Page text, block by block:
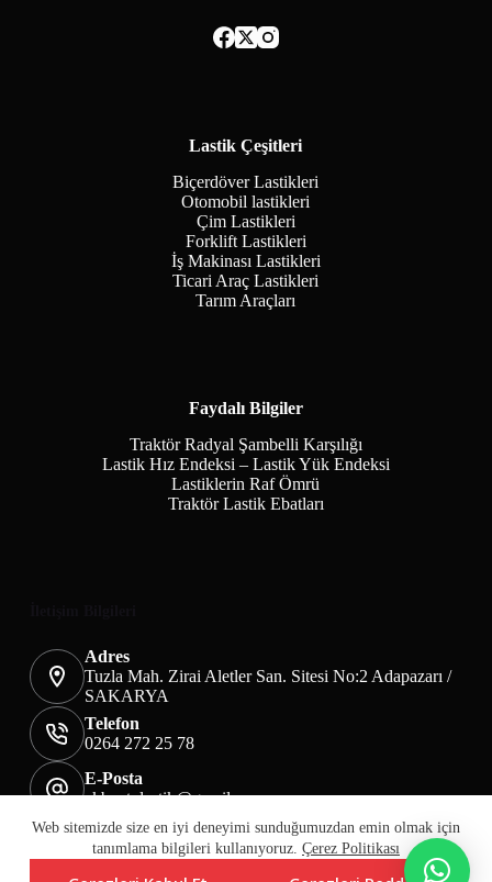
Web sitemizde size en iyi deneyimi sunduğumuzdan emin olmak için
tanımlama bilgileri kullanıyoruz. Çerez Politikası
Lastik Çeşitleri
Biçerdöver Lastikleri
Otomobil lastikleri
Çim Lastikleri
Forklift Lastikleri
İş Makinası Lastikleri
Ticari Araç Lastikleri
Tarım Araçları
Faydalı Bilgiler
Traktör Radyal Şambelli Karşılığı
Lastik Hız Endeksi – Lastik Yük Endeksi
Lastiklerin Raf Ömrü
Traktör Lastik Ebatları
Adres
Tuzla Mah. Zirai Aletler San. Sitesi No:2 Adapazarı /
SAKARYA
Telefon
0264 272 25 78
E-Posta
akbaotolastik@gmail.com
Mesafeli Satış Sözleşmesi
Teslimat&İade
Üyelik KVKK Sayfası
Çerez Politikası